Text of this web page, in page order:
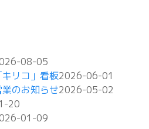
08-05
リコ」看板2026-06-01
のお知らせ2026-05-02
20
01-09